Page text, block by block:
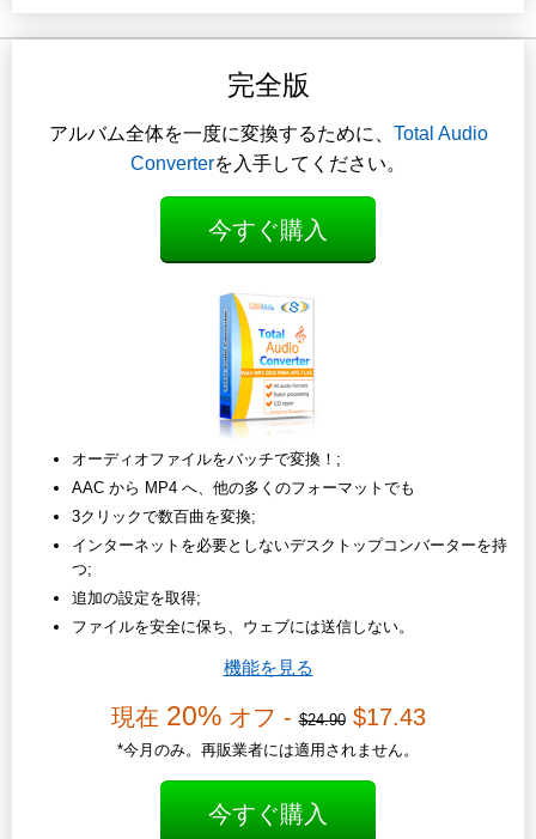
完全版
アルバム全体を一度に変換するために、 Total Audio
Converterを入手してください。
今すぐ購入
オーディオファイルをバッチで変換！;
AAC から MP4 へ、他の多くのフォーマットでも
3クリックで数百曲を変換;
インターネットを必要としないデスクトップコンバーターを持
つ;
追加の設定を取得;
ファイルを安全に保ち、ウェブには送信しない。
機能を見る
現在 20%オフ -$24.90$17.43
*今月のみ。再販業者には適用されません。
今すぐ購入